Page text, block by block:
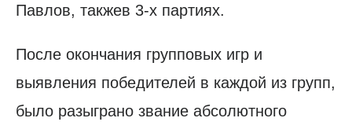
Павлов, такжев 3-х партиях.
После окончания групповых игр и
выявления победителей в каждой из групп,
было разыграно звание абсолютного